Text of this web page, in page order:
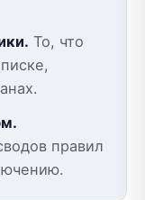
То, что
правил